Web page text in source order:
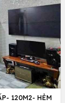
120M2- HẺM